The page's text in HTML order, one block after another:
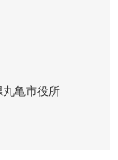
亀市役所